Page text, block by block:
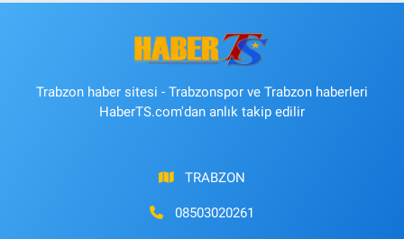
Trabzon haber sitesi - Trabzonspor ve Trabzon haberleri
HaberTS.com'dan anlık takip edilir
TRABZON
08503020261